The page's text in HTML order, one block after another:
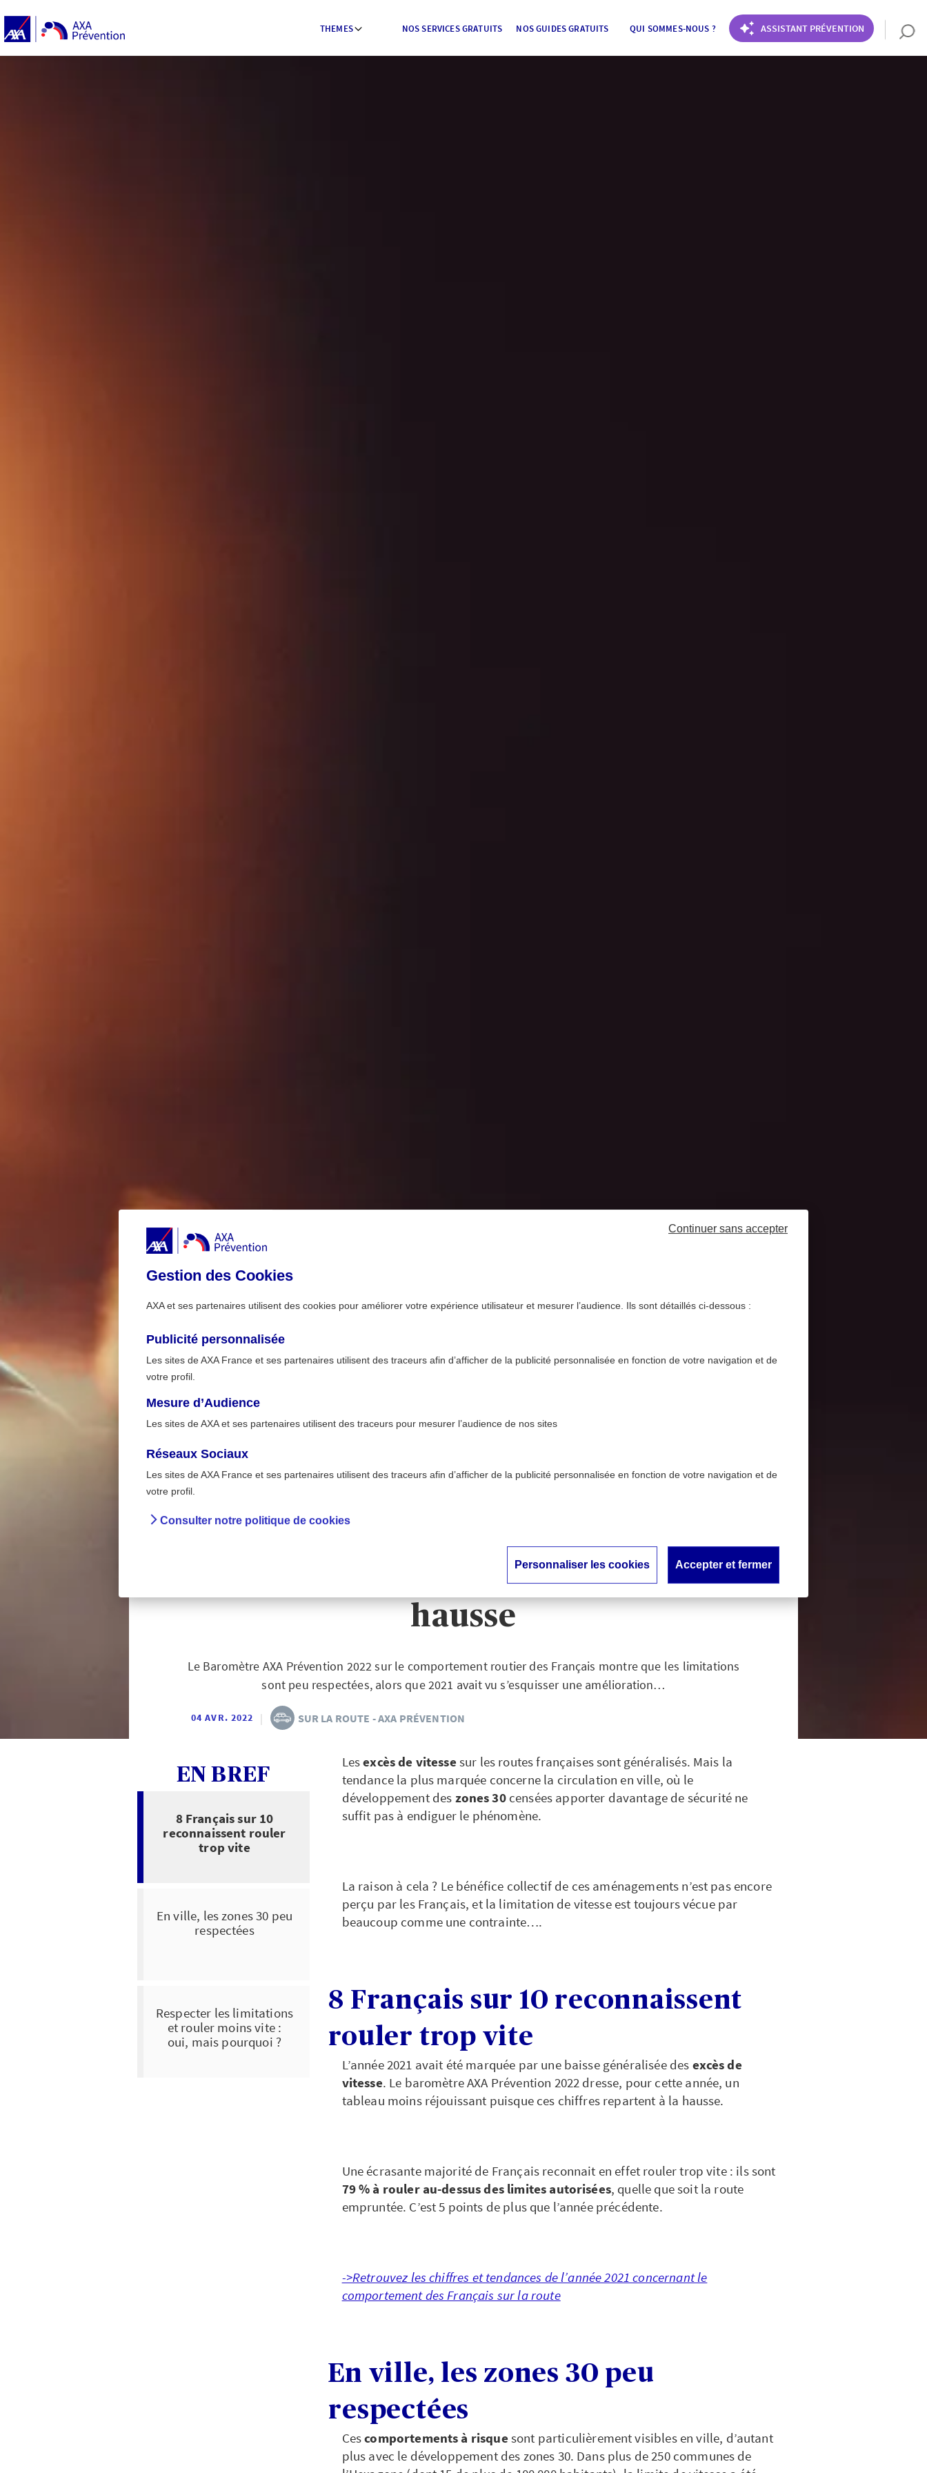
THEMES NOS SERVICES GRATUITS NOS GUIDES GRATUITS QUI SOMMES-NOUS ? ASSISTANT PRÉVENTION
Accueil
Baromètre AXA Prévention 2022 :
les excès de vitesse repartent à la
hausse
Le Baromètre AXA Prévention 2022 sur le comportement routier des Français montre que les limitations
sont peu respectées, alors que 2021 avait vu s’esquisser une amélioration…
04 AVR. 2022 | SUR LA ROUTE - AXA PRÉVENTION
EN BREF
8 Français sur 10
reconnaissent rouler
trop vite
En ville, les zones 30 peu
respectées
Respecter les limitations
et rouler moins vite :
oui, mais pourquoi ?
Lesexcès de vitesse sur les routes françaises sont généralisés. Mais la
tendance la plus marquée concerne la circulation en ville, où le
développement des zones 30censées apporter davantage de sécurité ne
suffit pas à endiguer le phénomène.
La raison à cela ? Le bénéfice collectif de ces aménagements n’est pas encore
perçu par les Français, et la limitation de vitesse est toujours vécue par
beaucoup comme une contrainte….
8 Français sur 10 reconnaissent
rouler trop vite
L’année 2021 avait été marquée par une baisse généralisée des excès de
vitesse. Le baromètre AXA Prévention 2022 dresse, pour cette année, un
tableau moins réjouissant puisque ces chiffres repartent à la hausse.
Une écrasante majorité de Français reconnait en effet rouler trop vite : ils sont
79 % à rouler au-dessus des limites autorisées, quelle que soit la route
empruntée. C’est 5 points de plus que l’année précédente.
->Retrouvez les chiffres et tendances de l’année 2021 concernant le
comportement des Français sur la route
En ville, les zones 30 peu
respectées
Cescomportements à risque sont particulièrement visibles en ville, d’autant
plus avec le développement des zones 30. Dans plus de 250 communes de
Gestion des Cookies
AXA et ses partenaires utilisent des cookies pour améliorer votre expérience utilisateur et mesurer l’audience. Ils sont détaillés ci-dessous :
Publicité personnalisée
Les sites de AXA France et ses partenaires utilisent des traceurs afin d’afficher de la publicité personnalisée en fonction de votre navigation et de
votre profil.
Mesure d’Audience
Les sites de AXA et ses partenaires utilisent des traceurs pour mesurer l’audience de nos sites
Réseaux Sociaux
Les sites de AXA France et ses partenaires utilisent des traceurs afin d’afficher de la publicité personnalisée en fonction de votre navigation et de
votre profil.
Consulter notre politique de cookies
Continuer sans accepter
Personnaliser les cookies Accepter et fermer